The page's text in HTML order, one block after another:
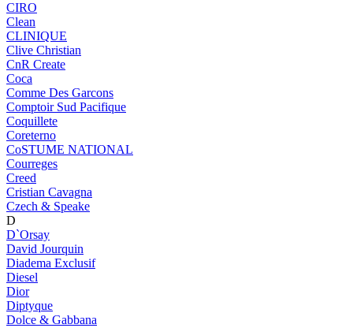
CIRO
Clean
CLINIQUE
Clive Christian
CnR Create
Coca
Comme Des Garcons
Comptoir Sud Pacifique
Coquillete
Coreterno
CoSTUME NATIONAL
Courreges
Creed
Cristian Cavagna
Czech & Speake
D
D`Orsay
David Jourquin
Diadema Exclusif
Diesel
Dior
Diptyque
Dolce & Gabbana